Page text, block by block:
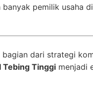
pemilik usaha
dari strategi
Tebing Tinggi menjadi